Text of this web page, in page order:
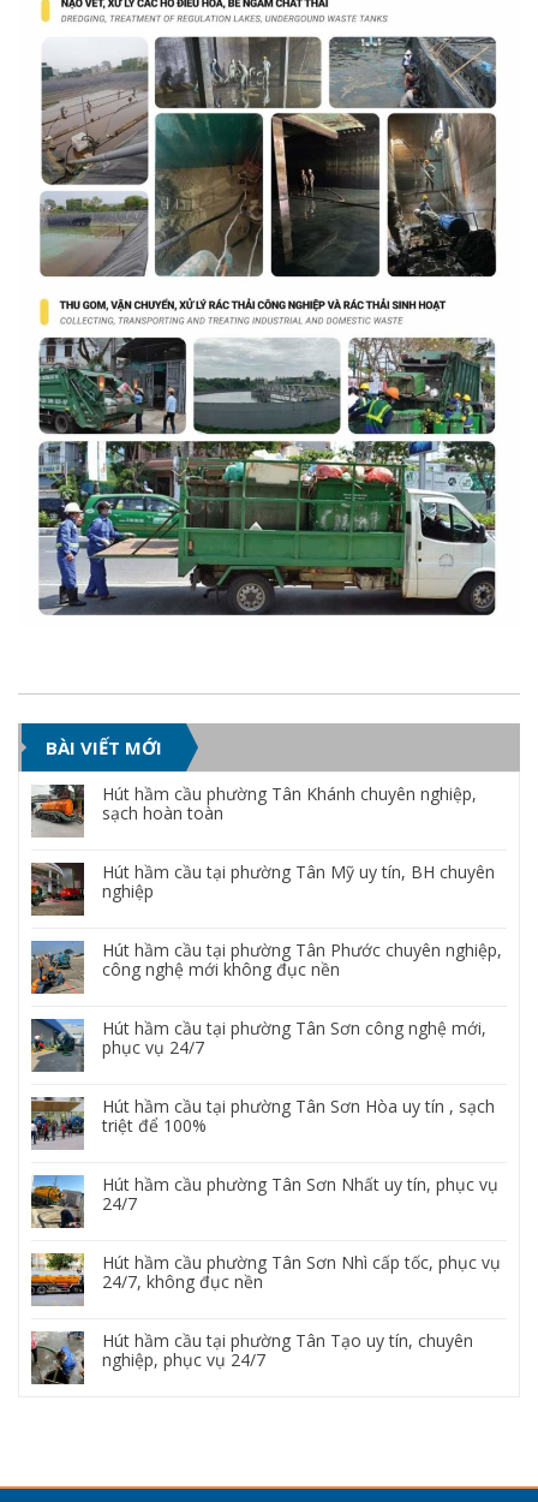
BÀI VIẾT MỚI
Hút hầm cầu phường Tân Khánh chuyên nghiệp,
sạch hoàn toàn
Hút hầm cầu tại phường Tân Mỹ uy tín, BH chuyên
nghiệp
Hút hầm cầu tại phường Tân Phước chuyên nghiệp,
công nghệ mới không đục nền
Hút hầm cầu tại phường Tân Sơn công nghệ mới,
phục vụ 24/7
Hút hầm cầu tại phường Tân Sơn Hòa uy tín , sạch
triệt để 100%
Hút hầm cầu phường Tân Sơn Nhất uy tín, phục vụ
24/7
Hút hầm cầu phường Tân Sơn Nhì cấp tốc, phục vụ
24/7, không đục nền
Hút hầm cầu tại phường Tân Tạo uy tín, chuyên
nghiệp, phục vụ 24/7